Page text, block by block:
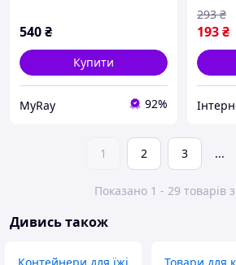
540₴
Купити
MyRay 92%
193₴
293 ₴
1 2 3 ...
Показано 1 - 29 товарів
Дивись також